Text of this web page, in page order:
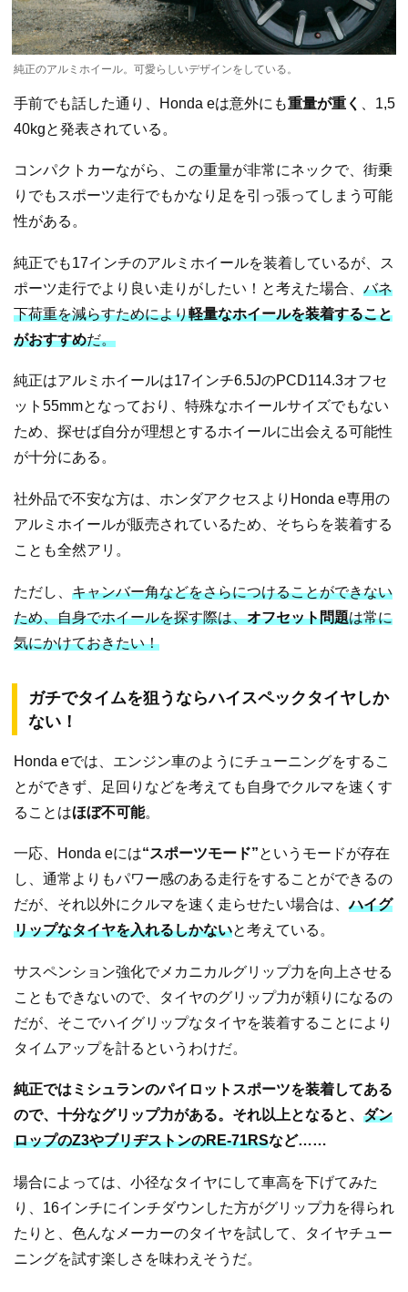
純正のアルミホイール。可愛らしいデザインをしている。
手前でも話した通り、Honda eは意外にも重量が重く
、1,5
40kgと発表されている。
コンパクトカーながら、この重量が非常にネックで、街乗
りでもスポーツ走行でもかなり足を引っ張ってしまう可能
性がある。
純正でも17インチのアルミホイールを装着しているが、ス
ポーツ走行でより良い走りがしたい！と考えた場合、 バネ
下荷重を減らすためにより軽量なホイールを装着すること
がおすすめだ。
純正はアルミホイールは17インチ6.5JのPCD114.3オフセ
ット55mmとなっており、特殊なホイールサイズでもない
ため、探せば自分が理想とするホイールに出会える可能性
が十分にある。
社外品で不安な方は、ホンダアクセスよりHonda e専用の
アルミホイールが販売されているため、そちらを装着する
ことも全然アリ。
ただし、 キャンバー角などをさらにつけることができない
ため、自身でホイールを探す際は、オフセット問題は常に
気にかけておきたい！
ガチでタイムを狙うならハイスペックタイヤしか
ない！
Honda eでは、エンジン車のようにチューニングをするこ
とができず、足回りなどを考えても自身でクルマを速くす
ることはほぼ不可能。
一応、Honda eには“スポーツモード”というモードが存在
し、通常よりもパワー感のある走行をすることができるの
だが、それ以外にクルマを速く走らせたい場合は、ハイグ
リップなタイヤを入れるしかないと考えている。
サスペンション強化でメカニカルグリップ力を向上させる
こともできないので、タイヤのグリップ力が頼りになるの
だが、そこでハイグリップなタイヤを装着することにより
タイムアップを計るというわけだ。
純正ではミシュランのパイロットスポーツを装着してある
ので、十分なグリップ力がある。それ以上となると、 ダン
ロップのZ3やブリヂストンのRE-71RSなど……
場合によっては、小径なタイヤにして車高を下げてみた
り、16インチにインチダウンした方がグリップ力を得られ
たりと、色んなメーカーのタイヤを試して、タイヤチュー
ニングを試す楽しさを味わえそうだ。